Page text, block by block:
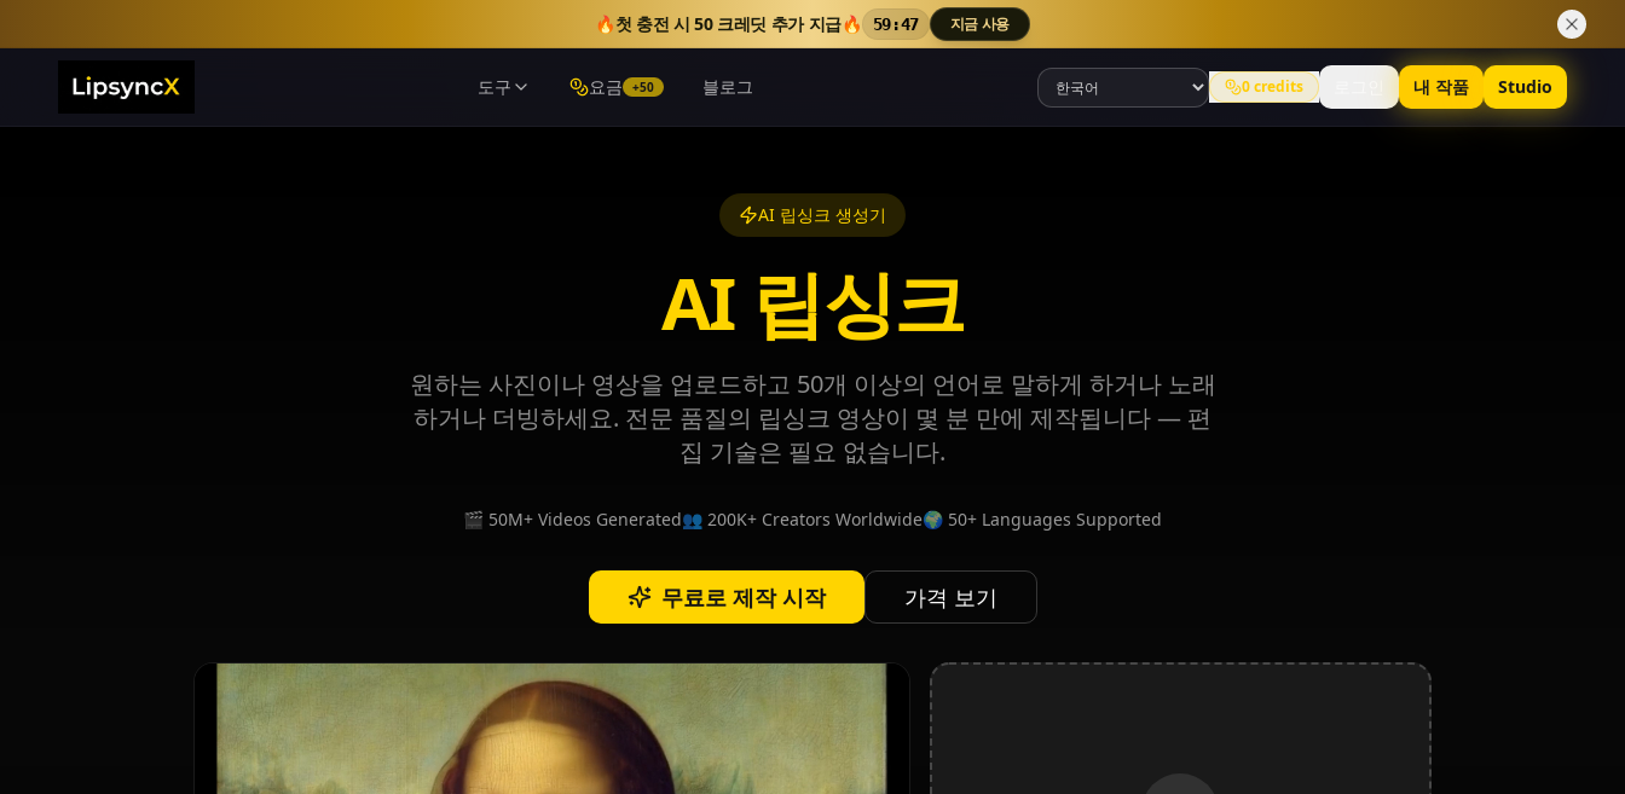
🔥첫 충전 시 50 크레딧 추가 지급🔥 59:45 지금 사용
도구 요금 +50 블로그 0credits 내 작품 Studio
AI 립싱크 생성기
AI 립싱크
원하는 사진이나 영상을 업로드하고 50개 이상의 언어로 말하게 하거나 노래
하거나 더빙하세요. 전문 품질의 립싱크 영상이 몇 분 만에 제작됩니다 — 편
집 기술은 필요 없습니다.
🎬 50M+ Videos Generated👥 200K+ Creators Worldwide🌍 50+ Languages Supported
무료로 제작 시작 가격 보기